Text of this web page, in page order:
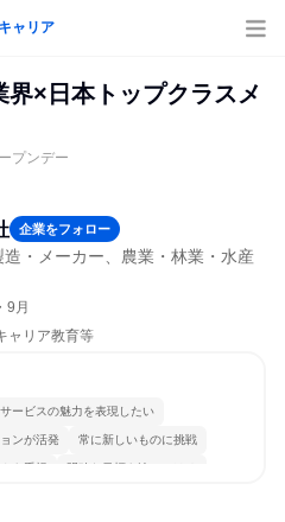
キャリア
×日本トップクラスメ
プンデー
企業をフォロー
・メーカー、農業・林業・水産
9月
ャリア教育等
ービスの魅力を表現したい
ンが活発 常に新しいものに挑戦
を重視 明確な目標を追いかける